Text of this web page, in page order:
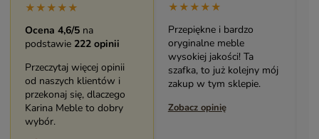
★★★★★
Ocena 4,6/5 na
podstawie 222 opinii
Przeczytaj więcej opinii
od naszych klientów i
przekonaj się, dlaczego
Karina Meble to dobry
wybór.
★★★★★
Bardzo solidny, piękny
mebel (biblioteczka).
pracownikami sklepu.
Polecam serdecznie.
Zobacz opinię
★★★★★
Przepiękne i bardzo
oryginalne meble
wysokiej jakości! Ta
szafka, to już kolejny mój
zakup w tym sklepie.
Zobacz opinię